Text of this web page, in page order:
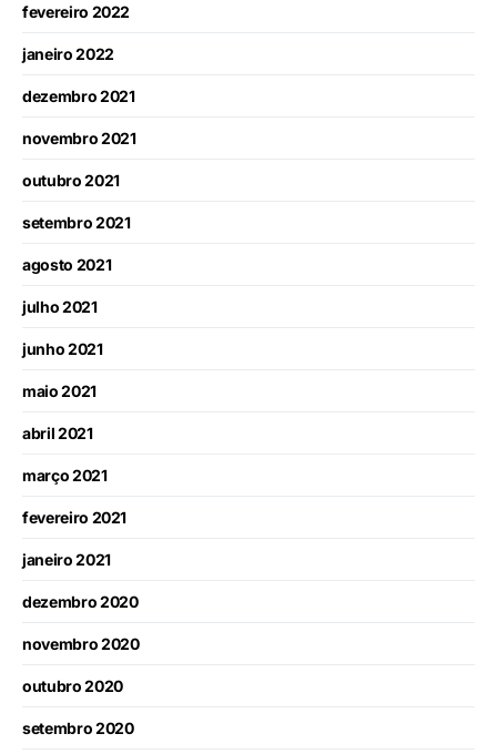
fevereiro 2022
janeiro 2022
dezembro 2021
novembro 2021
outubro 2021
setembro 2021
agosto 2021
julho 2021
junho 2021
maio 2021
abril 2021
março 2021
fevereiro 2021
janeiro 2021
dezembro 2020
novembro 2020
outubro 2020
setembro 2020